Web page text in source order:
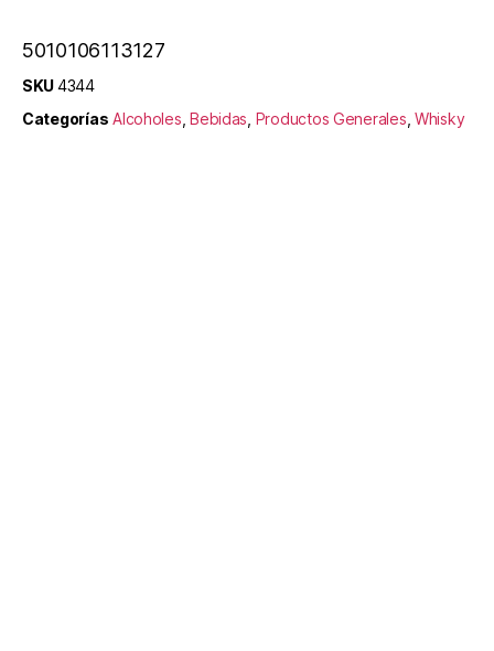
5010106113127
SKU4344
Categorías Alcoholes ,Bebidas Productos Generales ,Whisky